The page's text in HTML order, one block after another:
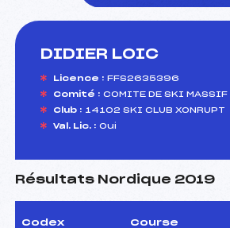
DIDIER LOIC
Licence : FFS2635396
Comité : COMITE DE SKI MASSIF
Club : 14102 SKI CLUB XONRUPT
Val. Lic. : Oui
Résultats Nordique 2019
Codex Course